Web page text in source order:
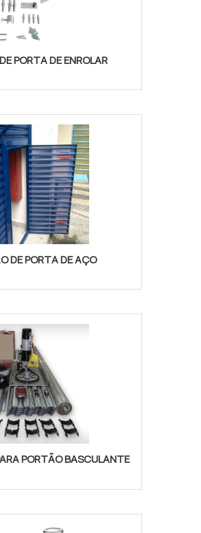
PORTA DE ENROLAR
DE PORTA DE AÇO
PORTÃO BASCULANTE